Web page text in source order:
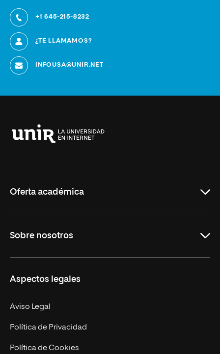
+1 645-215-8232
¿TE LLAMAMOS?
INFOUSA@UNIR.NET
Oferta académica
Derecho
Empresa
MBA
Marketing y Comunicación
Ingeniería
Sobre nosotros
Nuestro Equipo
Contacto
Aspectos legales
Aviso Legal
Política de Privacidad
Política de Cookies